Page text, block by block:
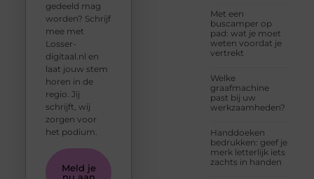
Met een
buscamper op
pad: wat je moet
weten voordat je
vertrekt
Welke
graafmachine
past bij uw
werkzaamheden?
Handdoeken
bedrukken: geef je
merk letterlijk iets
zachts in handen
gedeeld mag
worden? Schrijf
mee met
Losser-
digitaal.nl en
laat jouw stem
horen in de
regio. Jij
schrijft, wij
zorgen voor
het podium.
Meld je